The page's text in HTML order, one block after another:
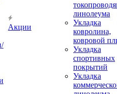
Акции
линолеума
Укладка
ковролина,
ковровой
Укладка
спортивных
покрытий
Укладка